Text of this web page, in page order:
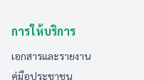
การให้บริการ
เอกสารและรายงาน
คู่มือประชาชน